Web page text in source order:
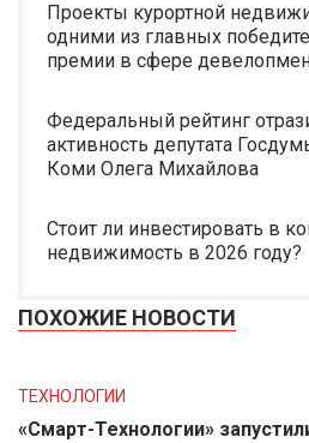
Проекты курортной
одними из главных
премии в сфере
Федеральный рейтинг
активность депутата
Коми Олега Михайлова
Стоит ли инвестировать в
недвижимость в 2026 году?
ПОХОЖИЕ НОВОСТИ
ТЕХНОЛОГИИ
«Смарт-Технологии»